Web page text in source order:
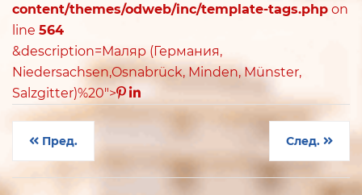
content/themes/odweb/inc/template-tags.php on
line 564
&description=Маляр (Германия,
Niedersachsen,Osnabrück, Minden, Münster,
Salzgitter)%20">
Пред. След.